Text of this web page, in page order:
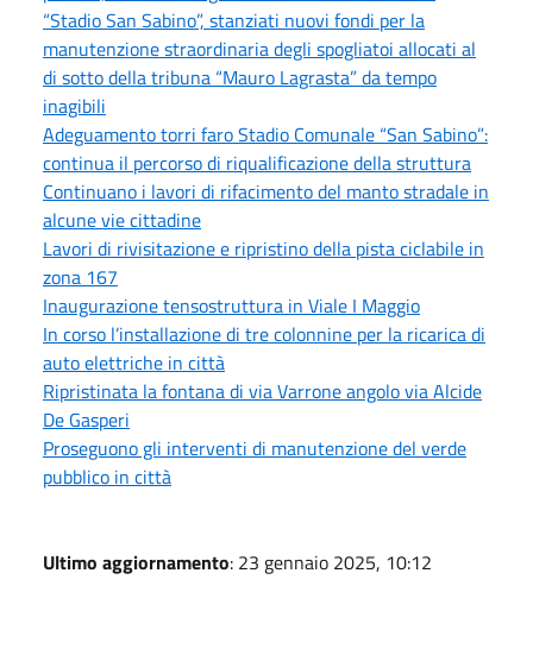
“Stadio San Sabino”, stanziati nuovi fondi per la
manutenzione straordinaria degli spogliatoi allocati al
di sotto della tribuna “Mauro Lagrasta” da tempo
inagibili
Adeguamento torri faro Stadio Comunale “San Sabino”:
continua il percorso di riqualificazione della struttura
Continuano i lavori di rifacimento del manto stradale in
alcune vie cittadine
Lavori di rivisitazione e ripristino della pista ciclabile in
zona 167
Inaugurazione tensostruttura in Viale I Maggio
In corso l’installazione di tre colonnine per la ricarica di
auto elettriche in città
Ripristinata la fontana di via Varrone angolo via Alcide
De Gasperi
Proseguono gli interventi di manutenzione del verde
pubblico in città
Ultimo aggiornamento: 23 gennaio 2025, 10:12